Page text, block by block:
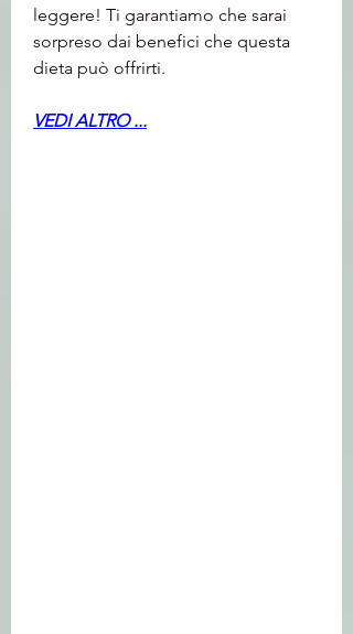
leggere! Ti garantiamo che sarai
sorpreso dai benefici che questa
dieta può offrirti.
VEDI ALTRO ...